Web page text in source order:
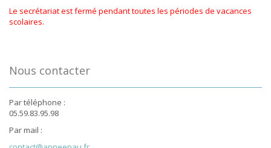
Le secrétariat est fermé pendant toutes les périodes de vacances
scolaires.
Nous contacter
Par téléphone :
05.59.83.95.98
Par mail :